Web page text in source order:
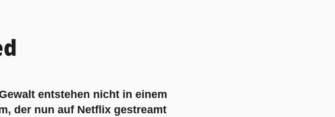
entstehen nicht in einem
der nun auf Netflix gestreamt